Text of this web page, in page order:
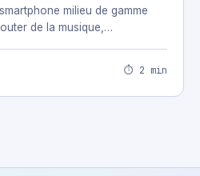
milieu de gamme
de la musique,…
⏱ 2 min